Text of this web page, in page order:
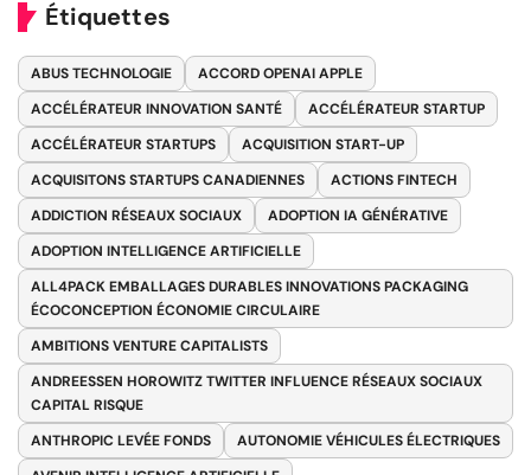
Étiquettes
ABUS TECHNOLOGIE
ACCORD OPENAI APPLE
ACCÉLÉRATEUR INNOVATION SANTÉ
ACCÉLÉRATEUR STARTUP
ACCÉLÉRATEUR STARTUPS
ACQUISITION START-UP
ACQUISITONS STARTUPS CANADIENNES
ACTIONS FINTECH
ADDICTION RÉSEAUX SOCIAUX
ADOPTION IA GÉNÉRATIVE
ADOPTION INTELLIGENCE ARTIFICIELLE
ALL4PACK EMBALLAGES DURABLES INNOVATIONS PACKAGING
ÉCOCONCEPTION ÉCONOMIE CIRCULAIRE
AMBITIONS VENTURE CAPITALISTS
ANDREESSEN HOROWITZ TWITTER INFLUENCE RÉSEAUX SOCIAUX
CAPITAL RISQUE
ANTHROPIC LEVÉE FONDS
AUTONOMIE VÉHICULES ÉLECTRIQUES